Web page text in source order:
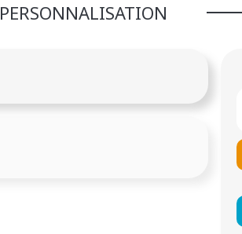
PERSONNALISATION